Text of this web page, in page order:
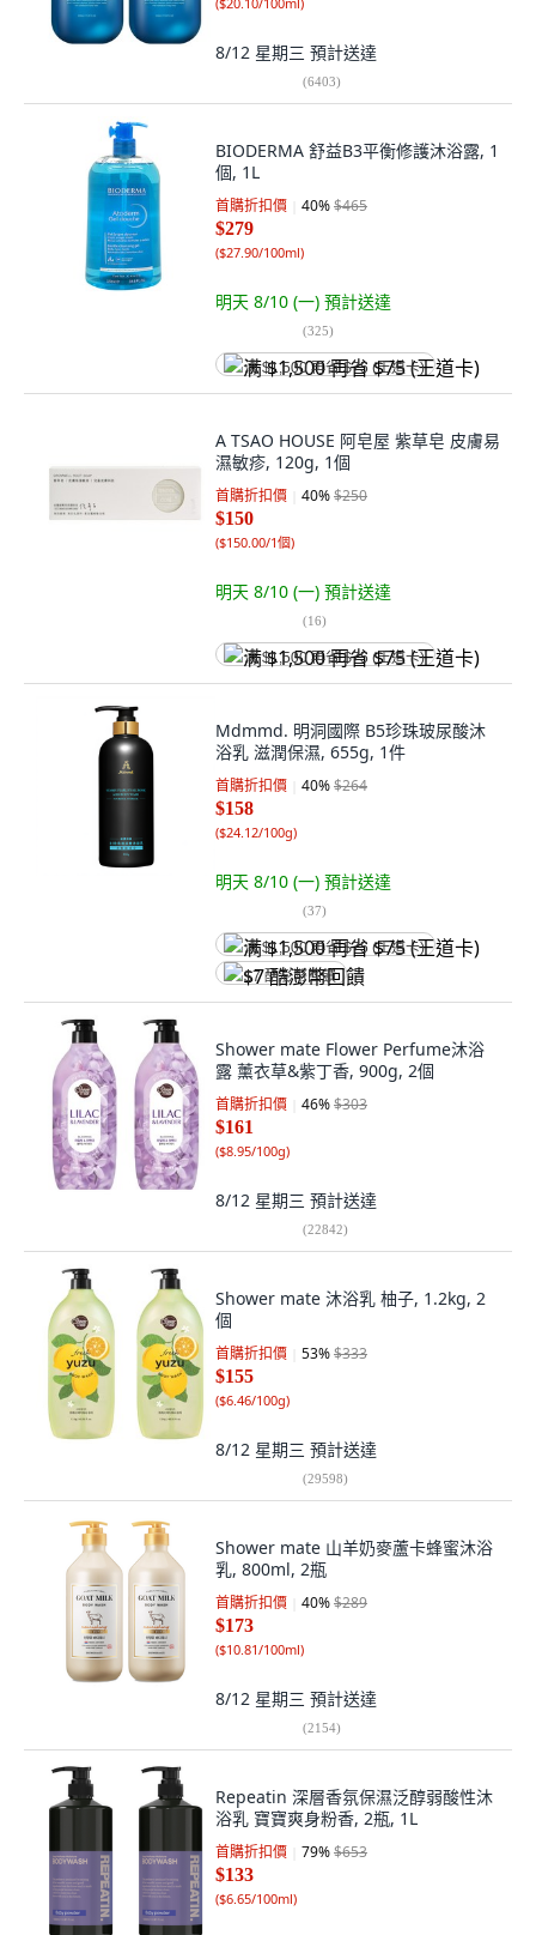
8/12 星期三 預計送達
(6403)
BIODERMA 舒益B3平衡修護沐浴露, 1
個, 1L
首購折扣價 40%$465
$279
($27.90/100ml)
明天 8/10 (一) 預計送達
(325)
满 $1,500 再省 $75 (王道卡)
A TSAO HOUSE 阿皂屋 紫草皂 皮膚易
濕敏疹, 120g, 1個
首購折扣價 40%$250
$150
($150.00/1個)
明天 8/10 (一) 預計送達
(16)
满 $1,500 再省 $75 (王道卡)
Mdmmd. 明洞國際 B5珍珠玻尿酸沐
浴乳 滋潤保濕, 655g, 1件
首購折扣價 40%$264
$158
($24.12/100g)
明天 8/10 (一) 預計送達
(37)
满 $1,500 再省 $75 (王道卡)
$7 酷澎幣回饋
Shower mate Flower Perfume沐浴
露 薰衣草&紫丁香, 900g, 2個
首購折扣價 46%$303
$161
($8.95/100g)
8/12 星期三 預計送達
(22842)
Shower mate 沐浴乳 柚子, 1.2kg, 2
個
首購折扣價 53%$333
$155
($6.46/100g)
8/12 星期三 預計送達
(29598)
Shower mate 山羊奶麥蘆卡蜂蜜沐浴
乳, 800ml, 2瓶
首購折扣價 40%$289
$173
($10.81/100ml)
8/12 星期三 預計送達
(2154)
Repeatin 深層香氛保濕泛醇弱酸性沐
浴乳 寶寶爽身粉香, 2瓶, 1L
首購折扣價 79%$653
$133
($6.65/100ml)